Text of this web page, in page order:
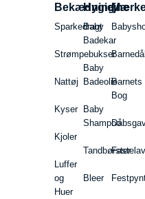
Bekædning
Sparkedragt
Strømpebukser
Nattøj
Kyser
Kjoler
Luffer
og
Huer
Hygiejne
Baby
Badekar
Baby
Badeolie
Baby
Shampoo
Tandbørster
Bleer
Barnets
Bog